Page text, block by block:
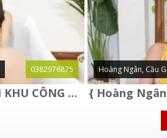
0382976875
KIỀU ANH GÁI GỌI KHU CÔNG NGHIỆP QUANG MINH - MÊ LINH
Hoàng Ngân, Cầu